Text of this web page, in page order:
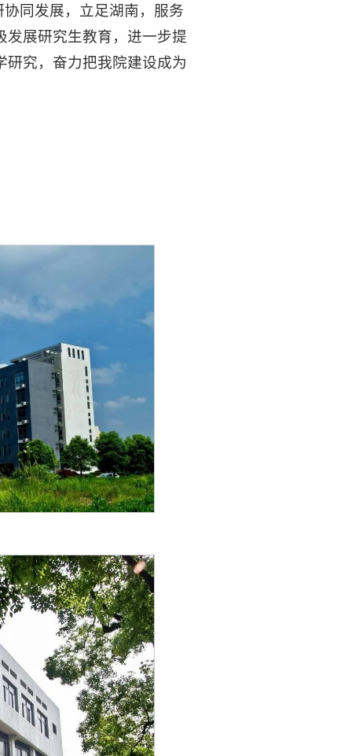
同发展，立足湖南，服务
发展研究生教育，进一步提
研究，奋力把我院建设成为